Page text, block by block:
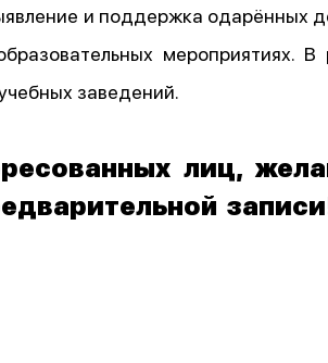
и поддержка одарённых
мероприятиях.
заведений.
лиц,